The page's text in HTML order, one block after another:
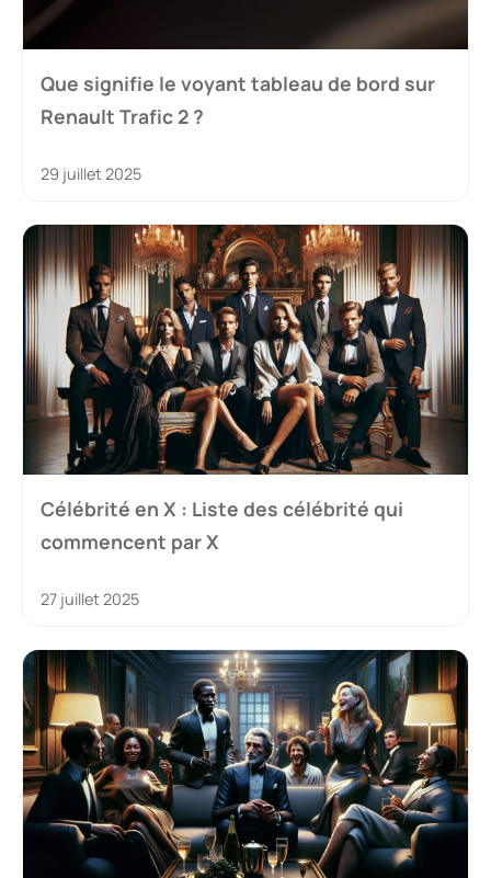
Que signifie le voyant tableau de bord sur
Renault Trafic 2 ?
29 juillet 2025
Célébrité en X : Liste des célébrité qui
commencent par X
27 juillet 2025